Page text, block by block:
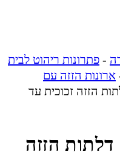
- פתרונות ריהוט לבית
ארונות הזזה עם
עם טלוויזיה, 2 דלתות הזזה זכוכית עד
ארון עם טלוויזיה, 2 דלתות הזזה